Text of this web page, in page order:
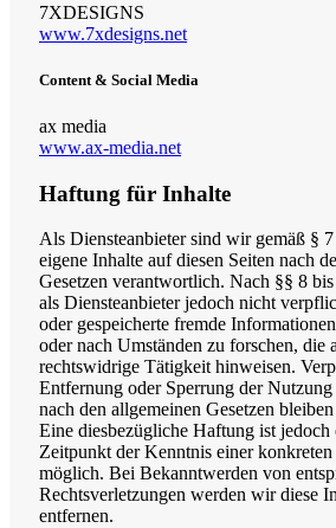
7XDESIGNS
www.7xdesigns.net
Content & Social Media
ax media
www.ax-media.net
Haftung für Inhalte
Als Diensteanbieter sind wir gemäß §
eigene Inhalte auf diesen Seiten nach
Gesetzen verantwortlich. Nach §§ 8
als Diensteanbieter jedoch nicht
oder gespeicherte fremde
oder nach Umständen zu forschen, die
rechtswidrige Tätigkeit hinweisen.
Entfernung oder Sperrung der
nach den allgemeinen Gesetzen
Eine diesbezügliche Haftung ist jedoch
Zeitpunkt der Kenntnis einer
möglich. Bei Bekanntwerden von
Rechtsverletzungen werden wir diese
entfernen.